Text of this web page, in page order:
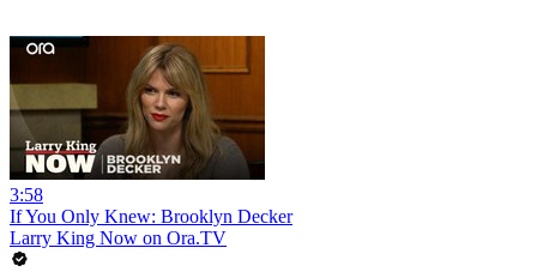
3:58
If You Only Knew: Brooklyn Decker
Larry King Now on Ora.TV